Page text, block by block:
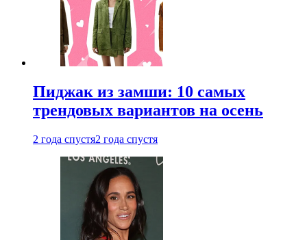
Пиджак из замши: 10 самых
трендовых вариантов на осень
2 года спустя2 года спустя